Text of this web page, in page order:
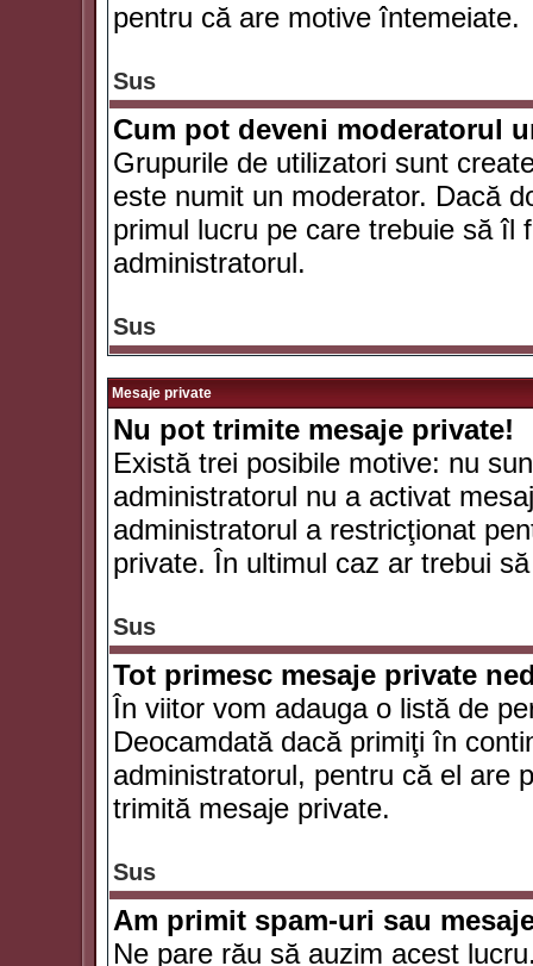
pentru că are motive întemeiate.
Sus
Cum pot deveni moderatorul
Grupurile de utilizatori sunt
este numit un moderator. Dacă
primul lucru pe care trebuie să îl
administratorul.
Sus
Mesaje private
Nu pot trimite mesaje private!
Există trei posibile motive: nu
administratorul nu a activat
administratorul a restricţionat
private. În ultimul caz ar trebui
Sus
Tot primesc mesaje private
În viitor vom adauga o listă de
Deocamdată dacă primiţi în
administratorul, pentru că el are
trimită mesaje private.
Sus
Am primit spam-uri sau
Ne pare rău să auzim acest